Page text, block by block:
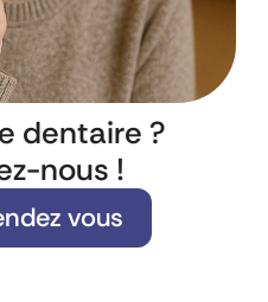
dentaire ?
nous !
vous